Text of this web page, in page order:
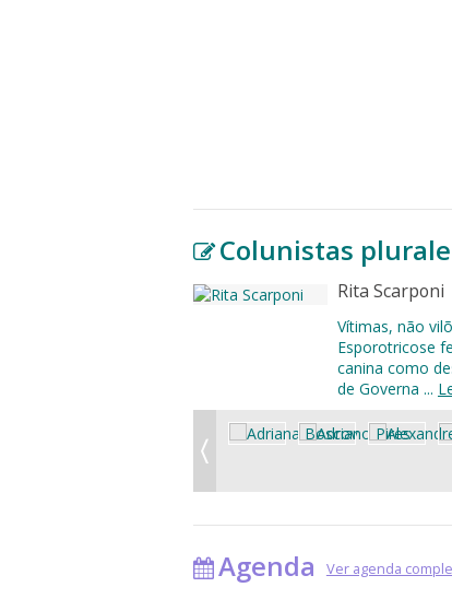
Colunistas plurale
Rita Scarponi
Vítimas, não
Esporotricose
canina como
de Governa ...
Agenda Ver agenda